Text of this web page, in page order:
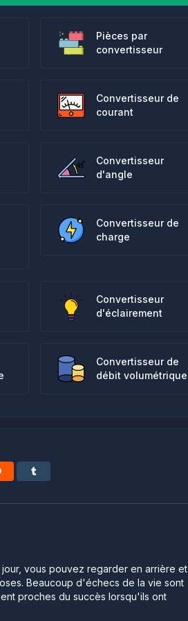
Pièces par
convertisseur
Convertisseur de
courant
Convertisseur
d'angle
Convertisseur de
charge
Convertisseur
d'éclairement
Convertisseur de
débit volumétrique
vous pouvez regarder en arrière et
Beaucoup d'échecs de la vie sont
proches du succès lorsqu'ils ont